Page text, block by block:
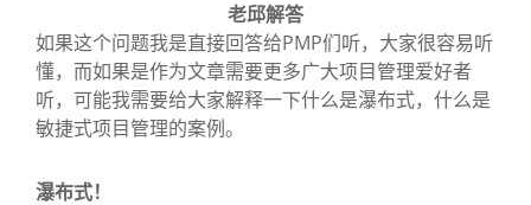
老邱解答
如果这个问题我是直接回答给PMP们听，大家很容易听
懂，而如果是作为文章需要更多广大项目管理爱好者
听，可能我需要给大家解释一下什么是瀑布式，什么是
敏捷式项目管理的案例。
瀑布式！